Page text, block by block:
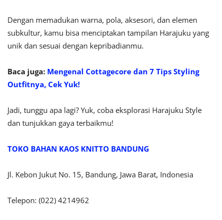
Dengan memadukan warna, pola, aksesori, dan elemen
subkultur, kamu bisa menciptakan tampilan Harajuku yang
unik dan sesuai dengan kepribadianmu.
Baca juga: Mengenal Cottagecore dan 7 Tips Styling
Outfitnya, Cek Yuk!
Jadi, tunggu apa lagi? Yuk, coba eksplorasi Harajuku Style
dan tunjukkan gaya terbaikmu!
TOKO BAHAN KAOS KNITTO BANDUNG
Jl. Kebon Jukut No. 15, Bandung, Jawa Barat, Indonesia
Telepon: (022) 4214962